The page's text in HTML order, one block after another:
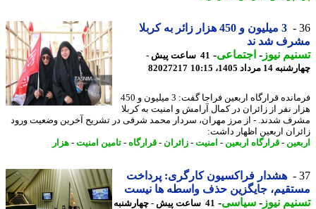
3 میلیون و 450 هزار زائر به کربلا
شد ند
نیوز-اجتماعی-
41 ساعت پیش -
مرداد 1405، 10:15
82027217
فرمانده قرارگاه اربعین فراجا گفت: 3 میلیون و 450
نفر از زائران در کمال آرامش و امنیت به کربلا
شدند. - از مرز مهران، سردار محمد شرفی در تشریح آخرین وضعیت ورود
اربعین اظهار داشت:
-قرارگاه اربعین -امنیت-زائران- قرارگاه -تامین امنیت-هزار
هشدار فراکسیون کارگری: پرداخت
جایگزین حذف واسطه ها نیست
نیوز-سیاسی-
41 ساعت پیش - چهارشنبه